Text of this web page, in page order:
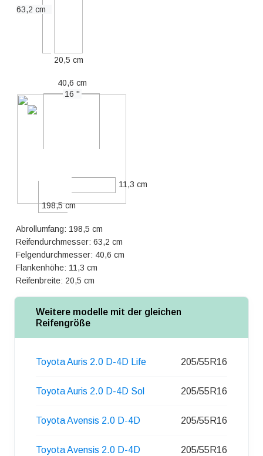
63,2 cm
20,5 cm
16 ''
40,6 cm
11,3 cm
198,5 cm
Abrollumfang: 198,5 cm
Reifendurchmesser: 63,2 cm
Felgendurchmesser: 40,6 cm
Flankenhöhe: 11,3 cm
Reifenbreite: 20,5 cm
Weitere modelle mit der gleichen
Reifengröße
Toyota Auris 2.0 D-4D Life 205/55R16
Toyota Auris 2.0 D-4D Sol 205/55R16
Toyota Avensis 2.0 D-4D 205/55R16
Toyota Avensis 2.0 D-4D 205/55R16